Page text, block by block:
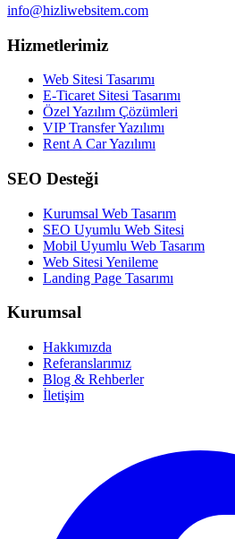
info@hizliwebsitem.com
Hizmetlerimiz
Web Sitesi Tasarımı
E-Ticaret Sitesi Tasarımı
Özel Yazılım Çözümleri
VIP Transfer Yazılımı
Rent A Car Yazılımı
SEO Desteği
Kurumsal Web Tasarım
SEO Uyumlu Web Sitesi
Mobil Uyumlu Web Tasarım
Web Sitesi Yenileme
Landing Page Tasarımı
Kurumsal
Hakkımızda
Referanslarımız
Blog & Rehberler
İletişim